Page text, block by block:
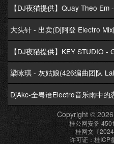
大头针 - 出卖(Dj阿登 Electro
梁咏琪 - 灰姑娘(426编曲团队
DjAkc-全粤语Electro音乐雨中
Copyright ©
桂公网安备
桂网文〔
许可证：桂ICP